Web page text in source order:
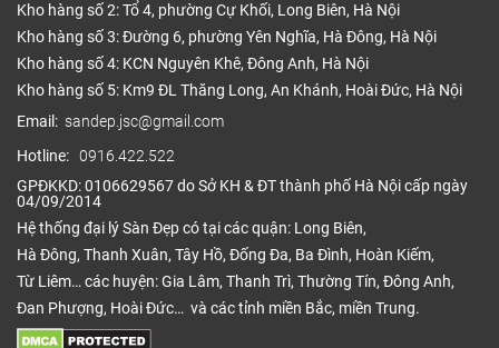
Kho hàng số 2: Tổ 4, phường Cự Khối, Long Biên, Hà Nội
Kho hàng số 3: Đường 6, phường Yên Nghĩa, Hà Đông, Hà Nội
Kho hàng số 4: KCN Nguyên Khê, Đông Anh, Hà Nội
Kho hàng số 5: Km9 ĐL Thăng Long, An Khánh, Hoài Đức, Hà Nội
Email: sandep.jsc@gmail.com
Hotline: 0916.422.522
GPĐKKD: 0106629567 do Sở KH & ĐT thành phố Hà Nội cấp ngày
04/09/2014
Hệ thống đại lý Sàn Đẹp có tại các quận: Long Biên,
Hà Đông, Thanh Xuân, Tây Hồ, Đống Đa, Ba Đình, Hoàn Kiếm,
Từ Liêm… các huyện: Gia Lâm, Thanh Trì, Thường Tín, Đông Anh,
Đan Phượng, Hoài Đức… và các tỉnh miền Bắc, miền Trung.